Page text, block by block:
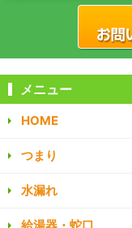
メニュー
HOME
つまり
水漏れ